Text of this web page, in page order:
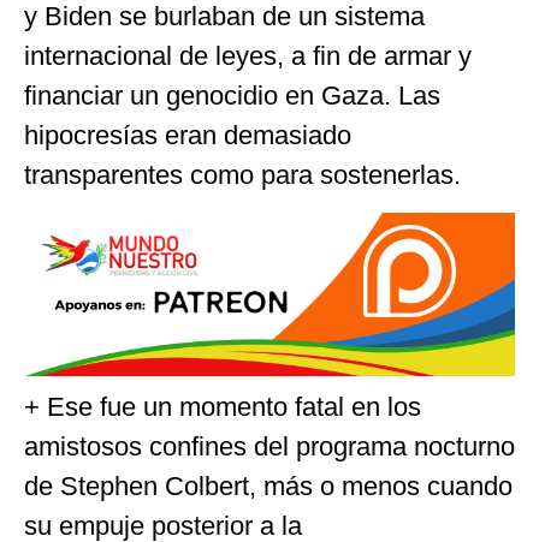
y Biden se burlaban de un sistema
internacional de leyes, a fin de armar y
financiar un genocidio en Gaza. Las
hipocresías eran demasiado
transparentes como para sostenerlas.
+ Ese fue un momento fatal en los
amistosos confines del programa nocturno
de Stephen Colbert, más o menos cuando
su empuje posterior a la